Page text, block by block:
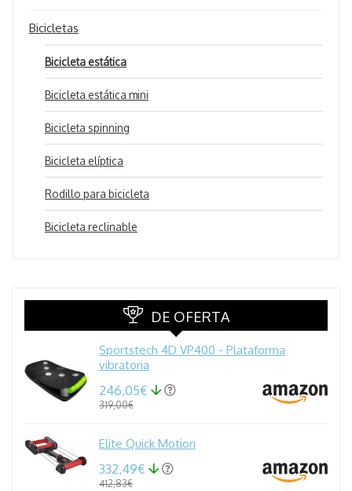
Bicicletas
Bicicleta estática
Bicicleta estática mini
Bicicleta spinning
Bicicleta elíptica
Rodillo para bicicleta
Bicicleta reclinable
DE OFERTA
Sportstech 4D VP400 - Plataforma
vibratoria
246,05€
319,00€
Elite Quick Motion
332,49€
412,83€